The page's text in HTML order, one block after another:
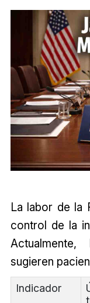
La labor de la
control de la
sugieren
Indicador